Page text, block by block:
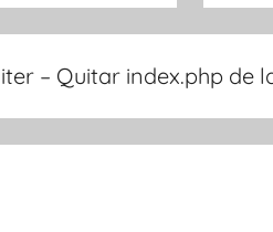
– Quitar index.php de